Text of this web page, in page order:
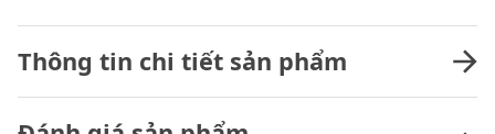
Thông tin chi tiết sản phẩm